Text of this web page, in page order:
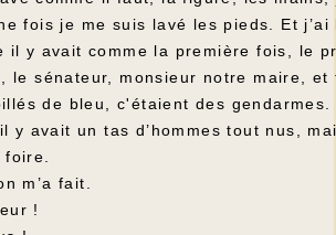
fois je me suis lavé les pieds. Et
il y avait comme la première fois, le
le sénateur, monsieur notre maire, et
de bleu, c'étaient des gendarmes.
y avait un tas d’hommes tout nus,
foire.
m’a fait.
!